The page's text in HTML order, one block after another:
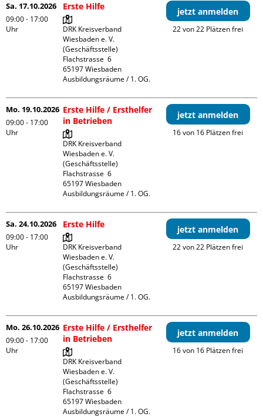
Sa. 17.10.2026
09:00 - 17:00
Uhr
Erste Hilfe
DRK Kreisverband
Wiesbaden e. V.
(Geschäftsstelle)
Flachstrasse  6
65197 Wiesbaden
Ausbildungsräume / 1. OG.
jetzt anmelden
22 von 22 Plätzen frei
Mo. 19.10.2026
09:00 - 17:00
Uhr
Erste Hilfe / Ersthelfer
in Betrieben
DRK Kreisverband
Wiesbaden e. V.
(Geschäftsstelle)
Flachstrasse  6
65197 Wiesbaden
Ausbildungsräume / 1. OG.
jetzt anmelden
16 von 16 Plätzen frei
Sa. 24.10.2026
09:00 - 17:00
Uhr
Erste Hilfe
DRK Kreisverband
Wiesbaden e. V.
(Geschäftsstelle)
Flachstrasse  6
65197 Wiesbaden
Ausbildungsräume / 1. OG.
jetzt anmelden
22 von 22 Plätzen frei
Mo. 26.10.2026
09:00 - 17:00
Uhr
Erste Hilfe / Ersthelfer
in Betrieben
DRK Kreisverband
Wiesbaden e. V.
(Geschäftsstelle)
Flachstrasse  6
65197 Wiesbaden
Ausbildungsräume / 1. OG.
jetzt anmelden
16 von 16 Plätzen frei